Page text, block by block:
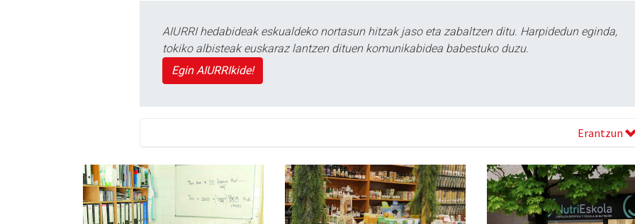
AIURRI hedabideak eskualdeko nortasun hitzak jaso eta zabaltzen ditu. Harpidedun eginda,
tokiko albisteak euskaraz lantzen dituen komunikabidea babestuko duzu.
Egin AIURRIkide!
Erantzun